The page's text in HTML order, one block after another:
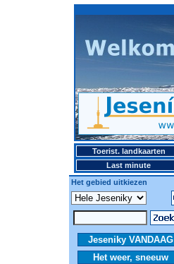
Toerist. landkaarten
Last minute
Het gebied uitkiezen
Jeseniky VANDAAG
Het weer, sneeuw